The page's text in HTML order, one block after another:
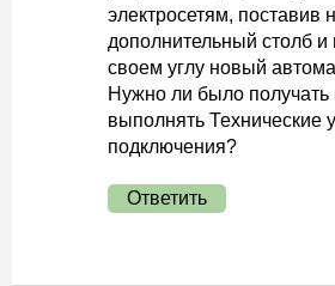
электросетям, поставив
дополнительный столб и
своем углу новый
Нужно ли было
выполнять Технические
подключения?
Ответить